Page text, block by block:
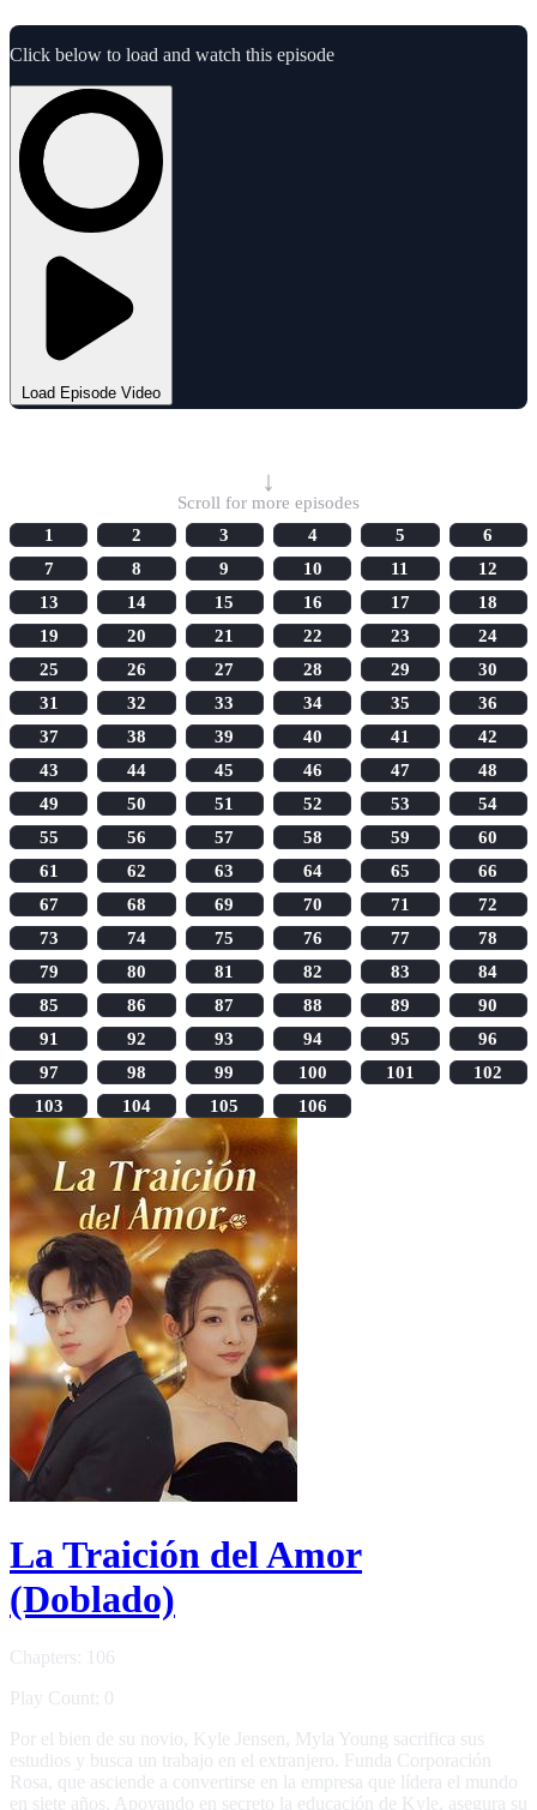
Click below to load and watch this episode
Load Episode Video
↓
Scroll for more episodes
1
2 3 4 5
6
7
8 9 10 11
12
13
14 15 16 17
18
19
20 21 22 23
24
25
26 27 28 29
30
31
32 33 34 35
36
37
38 39 40 41
42
43
44 45 46 47
48
49
50 51 52 53
54
55
56 57 58 59
60
61
62 63 64 65
66
67
68 69 70 71
72
73
74 75 76 77
78
79
80 81 82 83
84
85
86 87 88 89
90
91
92 93 94 95
96
97
98 99 100 101
102
103
104 105 106
La Traición del Amor
(Doblado)
Chapters: 106
Play Count: 0
Por el bien de su novio, Kyle Jensen, Myla Young sacrifica sus
estudios y busca un trabajo en el extranjero. Funda Corporación
Rosa, que asciende a convertirse en la empresa que lídera el mundo
en siete años. Apoyando en secreto la educación de Kyle, asegura su